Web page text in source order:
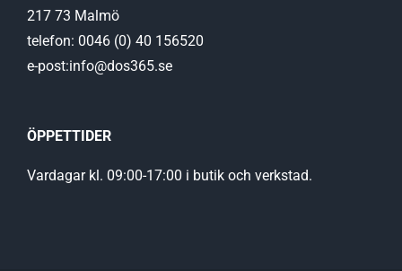
217 73 Malmö
telefon: 0046 (0) 40 156520
e-post:info@dos365.se
ÖPPETTIDER
Vardagar kl. 09:00-17:00 i butik och verkstad.